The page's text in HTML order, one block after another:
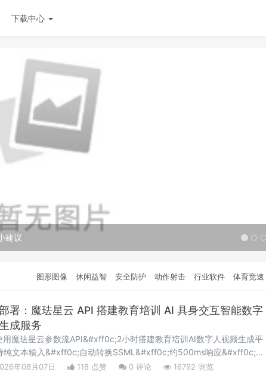
下载中心
建议
图形图像 休闲益智 安全防护 动作射击 行业软件 体育竞速
署：魔珐星云 API 搭建教育培训 AI 具身交互智能数字
成服务
魔珐星云参数流API&#xff0c;2小时搭建教育培训AI数字人视频生成平
纯文本输入&#xff0c;自动转换SSML&#xff0c;约500ms响应&#xff0c;3
视频&#xff0c;低成本、可规模化。作为具身交互智能的重要应用场景
年08月07日 118 点赞 0 评论 16792 浏览